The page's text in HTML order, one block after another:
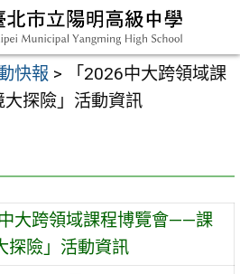
快報 >
「2026中大跨領域課
探險」活動資訊
中大跨領域課程博覽會——課
探險」活動資訊